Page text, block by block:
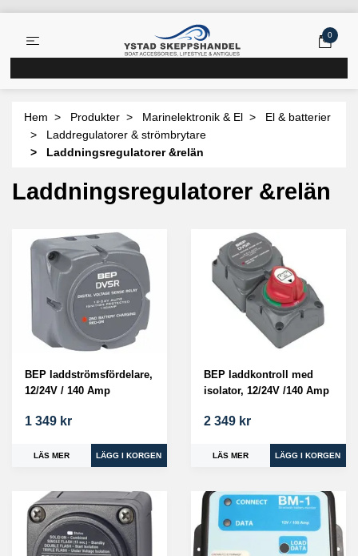
0
Hem Produkter Marinelektronik & El
El & batterier
Laddregulatorer & strömbrytare
Laddningsregulatorer &relän
Laddningsregulatorer &relän
BEP laddströmsfördelare,
12/24V / 140 Amp
1 349 kr
LÄS MER
BEP laddkontroll med
isolator, 12/24V /140 Amp
2 349 kr
LÄS MER